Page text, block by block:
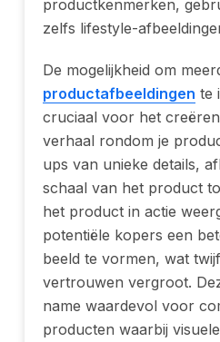
productkenmerken,
zelfs lifestyle-
De mogelijkheid om
productafbeeldingen te
cruciaal voor het
verhaal rondom je
ups van unieke details,
schaal van het product
het product in actie
potentiële kopers een
beeld te vormen, wat
vertrouwen vergroot.
name waardevol voor
producten waarbij